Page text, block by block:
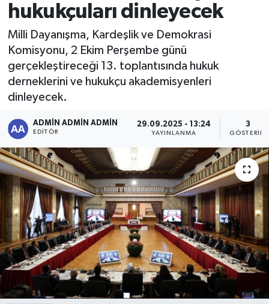
hukukçuları dinleyecek
Milli Dayanışma, Kardeşlik ve Demokrasi
Komisyonu, 2 Ekim Perşembe günü
gerçekleştireceği 13. toplantısında hukuk
derneklerini ve hukukçu akademisyenleri
dinleyecek.
ADMİN ADMİN ADMİN
EDITÖR
29.09.2025 - 13:24
YAYINLANMA
3
GÖSTERIM
Ekonomi
Genel
Gündem
Magazin
Sağlık
Siyaset
Spor
Türkiye
Son Dakika Haberleri
Haber Arşivi